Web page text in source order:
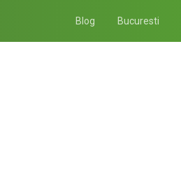
Blog Bucuresti